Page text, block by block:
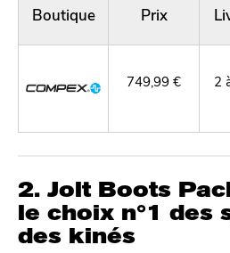
Boutique Prix
749,99 € 2
2. Jolt Boots
le choix n°1 des
des kinés